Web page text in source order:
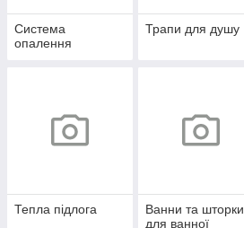
Система
опалення
Трапи для душу
Тепла підлога
Ванни та шторки
для ванної